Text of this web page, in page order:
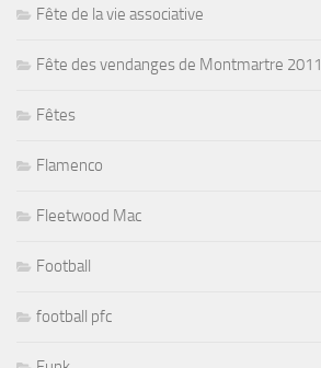
Fête de la vie associative
Fête des vendanges de Montmartre 2011
Fêtes
Flamenco
Fleetwood Mac
Football
football pfc